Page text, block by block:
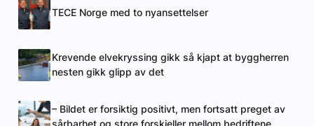
TECE Norge med to nyansettelser
Krevende elvekryssing gikk så kjapt at byggherren
nesten gikk glipp av det
– Bildet er forsiktig positivt, men fortsatt preget av
sårbarhet og store forskjeller mellom bedriftene